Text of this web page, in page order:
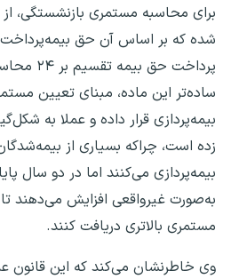
برای محاسبه مستمری بازنشستگی،
شده که بر اساس آن حق
پرداخت
ساده‌تر این ماده، مبنای تعیین
بیمه‌پردازی قرار داده و عملا به
زده است، چراکه بسیاری از
بیمه‌پردازی می‌کنند اما در دو سال
به‌صورت غیرواقعی افزایش می‌دهند
مستمری بالاتری دریافت کنند.
وی خاطرنشان می‌کند که این قانون